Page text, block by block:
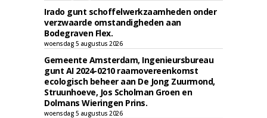
Irado gunt schoffelwerkzaamheden onder
verzwaarde omstandigheden aan
Bodegraven Flex.
woensdag 5 augustus 2026
Gemeente Amsterdam, Ingenieursbureau
gunt AI 2024-0210 raamovereenkomst
ecologisch beheer aan De Jong Zuurmond,
Struunhoeve, Jos Scholman Groen en
Dolmans Wieringen Prins.
woensdag 5 augustus 2026